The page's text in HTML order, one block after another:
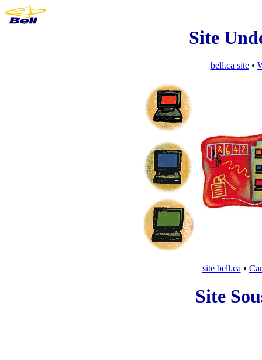
Site
bell.ca site•
site bell.ca •
Site